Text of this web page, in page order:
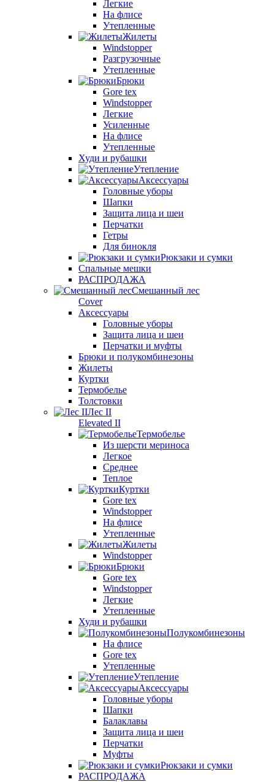
Легкие
На флисе
Утепленные
Жилеты
Windstopper
Разгрузочные
Утепленные
Брюки
Gore tex
Windstopper
Легкие
Усиленные
На флисе
Утепленные
Худи и рубашки
Утепление
Аксессуары
Головные уборы
Шапки
Защита лица и шеи
Перчатки
Гетры
Для бинокля
Рюкзаки и сумки
Спальные мешки
РАСПРОДАЖА
Смешанный лес
Cover
Аксессуары
Головные уборы
Защита лица и шеи
Перчатки и муфты
Брюки и полукомбинезоны
Жилеты
Куртки
Термобелье
Толстовки
Лес II
Elevated II
Термобелье
Из шерсти мериноса
Легкое
Среднее
Теплое
Куртки
Gore tex
Windstopper
На флисе
Утепленные
Жилеты
Windstopper
Брюки
Gore tex
Windstopper
Легкие
Утепленные
Худи и рубашки
Полукомбинезоны
На флисе
Gore tex
Утепленные
Утепление
Аксессуары
Головные уборы
Шапки
Балаклавы
Защита лица и шеи
Перчатки
Муфты
Рюкзаки и сумки
РАСПРОДАЖА